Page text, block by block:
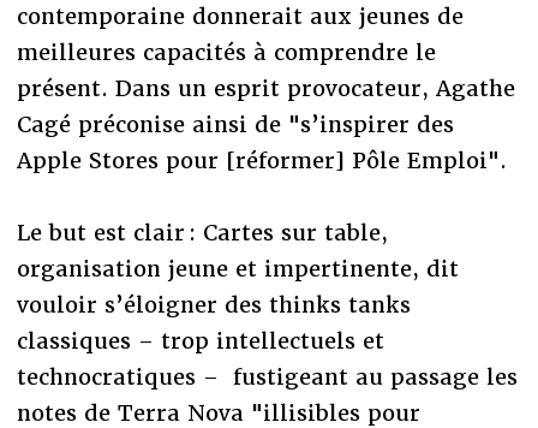
contemporaine donnerait aux jeunes de
meilleures capacités à comprendre le
présent. Dans un esprit provocateur, Agathe
Cagé préconise ainsi de "s’inspirer des
Apple Stores pour [réformer] Pôle Emploi".
Le but est clair : Cartes sur table,
organisation jeune et impertinente, dit
vouloir s’éloigner des thinks tanks
classiques – trop intellectuels et
technocratiques – fustigeant au passage les
notes de Terra Nova "illisibles pour